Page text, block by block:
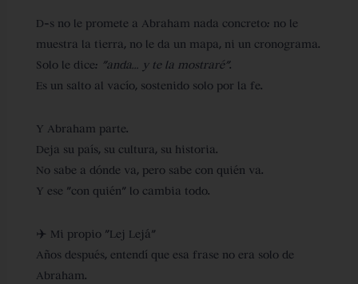
D-s no le promete a Abraham nada concreto: no le
muestra la tierra, no le da un mapa, ni un cronograma.
Solo le dice: “anda… y te la mostraré”.
Es un salto al vacío, sostenido solo por la fe.
Y Abraham parte.
Deja su país, su cultura, su historia.
No sabe a dónde va, pero sabe con quién va.
Y ese “con quién” lo cambia todo.
✈️ Mi propio “Lej Lejá”
Años después, entendí que esa frase no era solo de
Abraham.